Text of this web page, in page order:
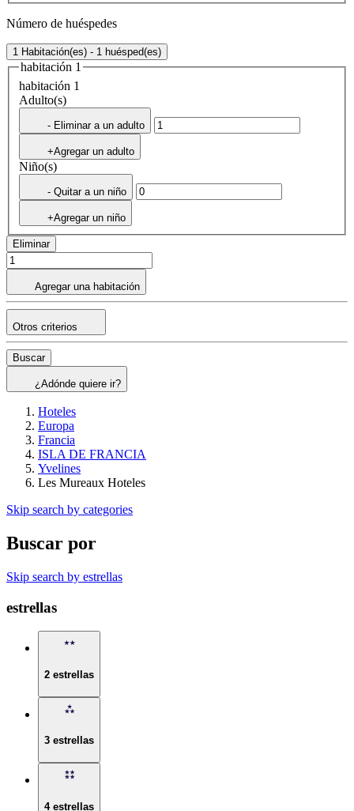
Número de huéspedes
1 Habitación(es) - 1 huésped(es)
habitación 1
habitación 1
Adulto(s)
- Eliminar a un adulto
+Agregar un adulto
Niño(s)
- Quitar a un niño
+Agregar un niño
Eliminar
Agregar una habitación
Otros criterios
Buscar
¿Adónde quiere ir?
Hoteles
Europa
Francia
ISLA DE FRANCIA
Yvelines
Les Mureaux Hoteles
Skip search by categories
Buscar por
Skip search by estrellas
estrellas
2 estrellas
3 estrellas
4 estrellas